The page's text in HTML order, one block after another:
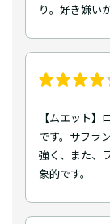
り。好き嫌い
【ムエット
です。サフラ
強く、また、
象的です。